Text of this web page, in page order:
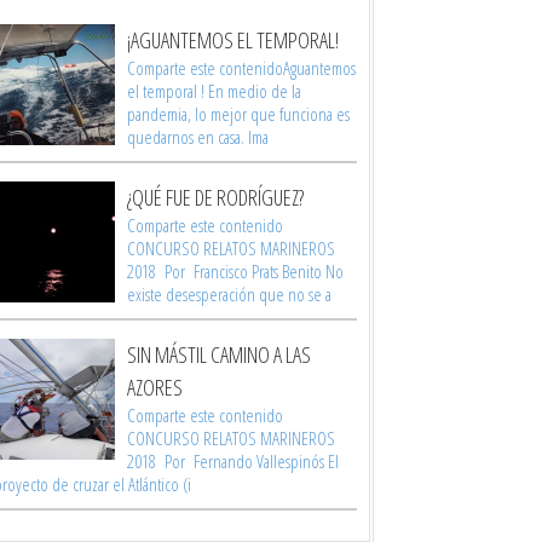
¡AGUANTEMOS EL TEMPORAL!
Comparte este contenidoAguantemos
el temporal ! En medio de la
pandemia, lo mejor que funciona es
quedarnos en casa. Ima
¿QUÉ FUE DE RODRÍGUEZ?
Comparte este contenido
CONCURSO RELATOS MARINEROS
2018 Por Francisco Prats Benito No
existe desesperación que no se a
SIN MÁSTIL CAMINO A LAS
AZORES
Comparte este contenido
CONCURSO RELATOS MARINEROS
2018 Por Fernando Vallespinós El
de cruzar el Atlántico (i